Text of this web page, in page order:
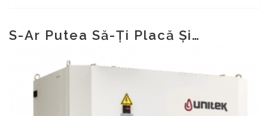
S-Ar Putea Să-Ți Placă Și…